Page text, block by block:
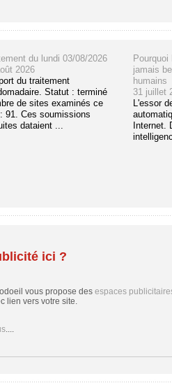
du lundi 03/08/2026
2026
du traitement
Statut : terminé
de sites examinés ce
91. Ces soumissions
dataient ...
jamais
humains
31 juillet
L'essor
Internet.
ici ?
vous propose des espaces
lien vers votre site.
....